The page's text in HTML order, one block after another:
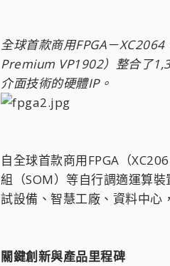
全球首款商用FPGA－
Premium VP1902）整合了
介面技術的硬體IP。
自全球首款商用FPGA（
組（SOM）等自行調適運算
試設備、智慧工廠、資料中心
關鍵創新與產品里程碑